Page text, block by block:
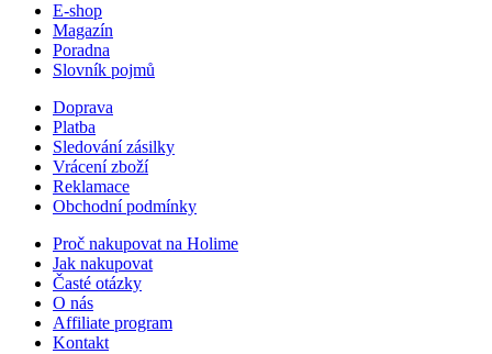
E-shop
Magazín
Poradna
Slovník pojmů
Doprava
Platba
Sledování zásilky
Vrácení zboží
Reklamace
Obchodní podmínky
Proč nakupovat na Holime
Jak nakupovat
Časté otázky
O nás
Affiliate program
Kontakt